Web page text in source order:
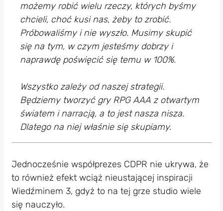
możemy robić wielu rzeczy, których byśmy
chcieli, choć kusi nas, żeby to zrobić.
Próbowaliśmy i nie wyszło. Musimy skupić
się na tym, w czym jesteśmy dobrzy i
naprawdę poświęcić się temu w 100%.
Wszystko zależy od naszej strategii.
Będziemy tworzyć gry RPG AAA z otwartym
światem i narracją, a to jest nasza nisza.
Dlatego na niej właśnie się skupiamy.
Jednocześnie współprezes CDPR nie ukrywa, że
to również efekt wciąż nieustającej inspiracji
Wiedźminem 3, gdyż to na tej grze studio wiele
się nauczyło.